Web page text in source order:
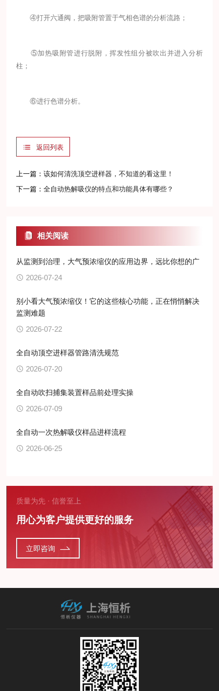
④打开六通阀，把吸附管置于气相色谱的分析流路；
⑤加热吸附管进行脱附，挥发性组分被吹出并进入分析
柱；
⑥进行色谱分析。
返回列表
上一篇：该如何清洗顶空进样器，不知道的看这里！
下一篇：全自动热解吸仪的特点和功能具体有哪些？
相关阅读
从监测到治理，大气预浓缩仪的应用边界，远比你想的广
2026-07-24
别小看大气预浓缩仪！它的这些核心功能，正在悄悄解决
监测难题
2026-07-22
全自动顶空进样器管路清洗规范
2026-07-20
全自动吹扫捕集装置样品前处理实操
2026-07-09
全自动一次热解吸仪样品进样流程
2026-06-25
质量为先 · 信誉至上
用心为客户提供更好的服务
立即咨询